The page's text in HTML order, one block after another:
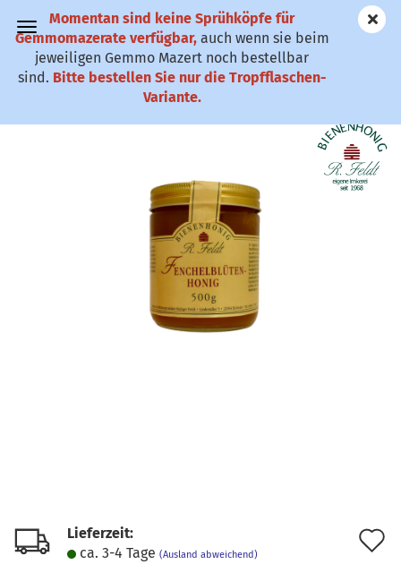
✆ 0911-61 79
25
Momentan sind keine Sprühköpfe für
Gemmomazerate verfügbar, auch wenn sie beim
jeweiligen Gemmo Mazert noch bestellbar
sind. Bitte bestellen Sie nur die Tropfflaschen-
Variante.
Fenchelblütenhonig
Lieferzeit:
ca. 3-4 Tage (Ausland abweichend)